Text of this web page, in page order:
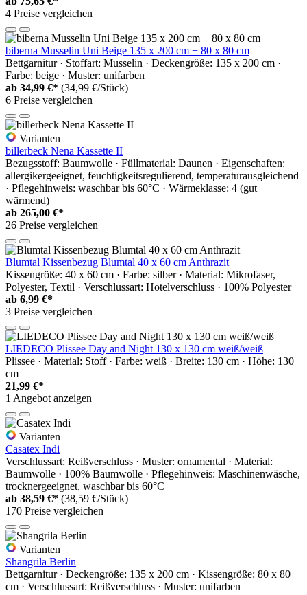
4 Preise vergleichen
biberna Musselin Uni Beige 135 x 200 cm + 80 x 80 cm
Bettgarnitur · Stoffart: Musselin · Deckengröße: 135 x 200 cm ·
Farbe: beige · Muster: unifarben
ab 34,99 €* (34,99 €/Stück)
6 Preise vergleichen
Varianten
billerbeck Nena Kassette II
Bezugsstoff: Baumwolle · Füllmaterial: Daunen · Eigenschaften:
allergikergeeignet, feuchtigkeitsregulierend, temperaturausgleichend
· Pflegehinweis: waschbar bis 60°C · Wärmeklasse: 4 (gut
wärmend)
ab 265,00 €*
26 Preise vergleichen
Blumtal Kissenbezug Blumtal 40 x 60 cm Anthrazit
Kissengröße: 40 x 60 cm · Farbe: silber · Material: Mikrofaser,
Polyester, Textil · Verschlussart: Hotelverschluss · 100% Polyester
ab 6,99 €*
3 Preise vergleichen
LIEDECO Plissee Day and Night 130 x 130 cm weiß/weiß
Plissee · Material: Stoff · Farbe: weiß · Breite: 130 cm · Höhe: 130
cm
21,99 €*
1 Angebot anzeigen
Varianten
Casatex Indi
Verschlussart: Reißverschluss · Muster: ornamental · Material:
Baumwolle · 100% Baumwolle · Pflegehinweis: Maschinenwäsche,
trocknergeeignet, waschbar bis 60°C
ab 38,59 €* (38,59 €/Stück)
170 Preise vergleichen
Varianten
Shangrila Berlin
Bettgarnitur · Deckengröße: 135 x 200 cm · Kissengröße: 80 x 80
cm · Verschlussart: Reißverschluss · Muster: unifarben